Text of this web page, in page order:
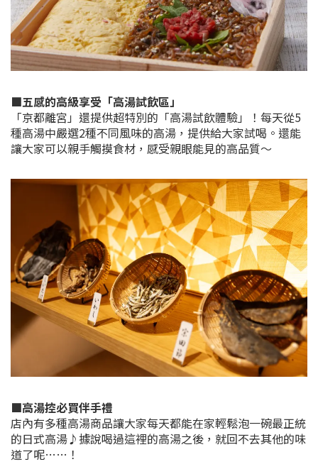
■五感的高級享受「高湯試飲區」
「京都離宮」還提供超特別的「高湯試飲體驗」！每天從5
種高湯中嚴選2種不同風味的高湯，提供給大家試喝。還能
讓大家可以親手觸摸食材，感受親眼能見的高品質～
■高湯控必買伴手禮
店內有多種高湯商品讓大家每天都能在家輕鬆泡一碗最正統
的日式高湯♪據說喝過這裡的高湯之後，就回不去其他的味
道了呢……！